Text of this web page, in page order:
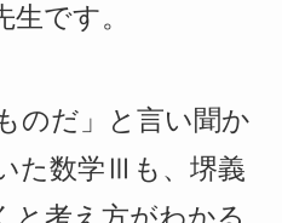
です。
のだ」と言い聞か
た数学Ⅲも、堺義